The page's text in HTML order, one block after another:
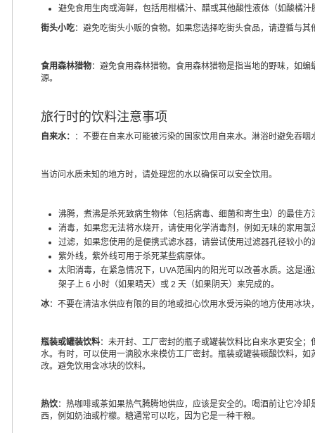
避免食用生肉或海鲜，包括用柑橘汁、醋或其他酸性液体（如酸橘汁
街头小吃：避免吃街头小贩的食物。如果您选择吃街头食品，请遵循与
食用森林猎物：避免食用森林猎物。食用森林猎物是指当地的野味，如
源。
旅行时的饮料注意事项
自来水： ：不要在自来水可能被污染的国家饮用自来水。淋浴时避免吞
当访问水质未知的地方时，请处理您的水以确保可以安全饮用。
沸腾，煮沸是杀死致病生物体（包括病毒、细菌和寄生虫）的最佳方
消毒，如果您无法将水烧开，请使用化学消毒剂，例如无味的家用
过滤，如果您使用的是便携式滤水器，请尝试使用过滤器孔径较小
紫外线，紫外线可用于杀死某些病原体。
太阳消毒，在紧急情况下，UVA范围内的阳光可以改善水质。这是
架子上 6 小时（如果晴天）或 2 天（如果阴天）来完成的。
冰：不要在清洁水供应有限的目的地或担心饮用水受污染的地方使用冰
瓶装或罐装饮料：未开封、工厂密封的瓶子或罐装饮料比自来水更安全
水。有时，可以使用一滴胶水来模仿工厂密封。瓶装或罐装碳酸饮料，
改。避免饮用含冰块的饮料。
热饮：热咖啡或茶如果热气腾腾地供应，应该是安全的。喝酒前让它冷
西，例如奶油或柠檬。糖通常可以吃，因为它是一种干粮。